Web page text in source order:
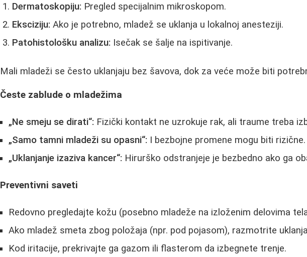
Dermatoskopiju: Pregled specijalnim mikroskopom.
Eksciziju: Ako je potrebno, mladež se uklanja u lokalnoj anesteziji.
Patohistološku analizu: Isečak se šalje na ispitivanje.
Mali mladeži se često uklanjaju bez šavova, dok za veće može biti
Česte zablude o mladežima
„Ne smeju se dirati“: Fizički kontakt ne uzrokuje rak, ali traume treba
„Samo tamni mladeži su opasni“: I bezbojne promene mogu biti rizične.
„Uklanjanje izaziva kancer“: Hirurško odstranjeje je bezbedno ako ga
Preventivni saveti
Redovno pregledajte kožu (posebno mladeže na izloženim delovima
Ako mladež smeta zbog položaja (npr. pod pojasom), razmotrite
Kod iritacije, prekrivajte ga gazom ili flasterom da izbegnete trenje.